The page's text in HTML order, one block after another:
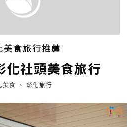
美食旅行推薦
社頭美食旅行
美食 彰化旅行